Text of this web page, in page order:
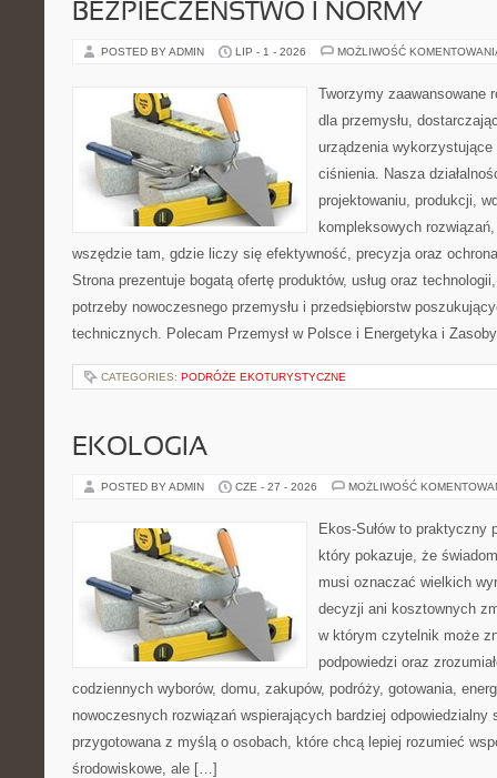
BEZPIECZEŃSTWO I NORMY
POSTED BY ADMIN LIP - 1 - 2026 MOŻLIWOŚĆ
Tworzymy zaawansowane
dla przemysłu,
urządzenia
ciśnienia. Nasza
projektowaniu, produkcji,
kompleksowych
wszędzie tam, gdzie liczy się efektywność, precyzja oraz
Strona prezentuje bogatą ofertę produktów, usług oraz
potrzeby nowoczesnego przemysłu i przedsiębiorstw
technicznych. Polecam Przemysł w Polsce i Energetyka i
CATEGORIES: PODRÓŻE EKOTURYSTYCZNE
EKOLOGIA
POSTED BY ADMIN CZE - 27 - 2026 MOŻLIWOŚĆ
Ekos-Sułów to praktyczny
który pokazuje, że
musi oznaczać wielkich
decyzji ani kosztownych
w którym czytelnik może
podpowiedzi oraz
codziennych wyborów, domu, zakupów, podróży, gotowania,
nowoczesnych rozwiązań wspierających bardziej odpowiedzialny
przygotowana z myślą o osobach, które chcą lepiej rozumieć
środowiskowe, ale […]